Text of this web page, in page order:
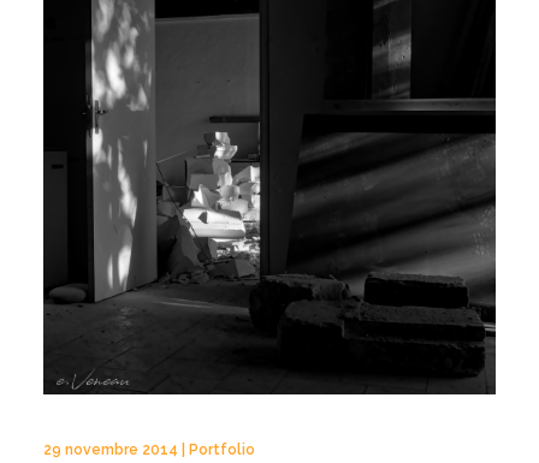
29 novembre 2014 | Portfolio